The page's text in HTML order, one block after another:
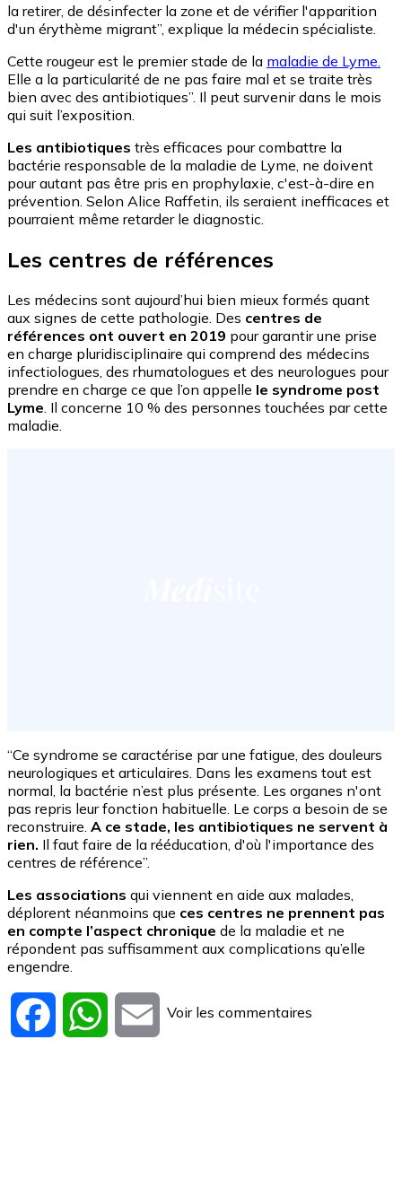
la retirer, de désinfecter la zone et de vérifier l'apparition
d'un érythème migrant”, explique la médecin spécialiste.
Cette rougeur est le premier stade de la maladie de Lyme.
Elle a la particularité de ne pas faire mal et se traite très
bien avec des antibiotiques”. Il peut survenir dans le mois
qui suit l’exposition.
Les antibiotiques très efficaces pour combattre la
bactérie responsable de la maladie de Lyme, ne doivent
pour autant pas être pris en prophylaxie, c'est-à-dire en
prévention. Selon Alice Raffetin, ils seraient inefficaces et
pourraient même retarder le diagnostic.
Les centres de références
Les médecins sont aujourd’hui bien mieux formés quant
aux signes de cette pathologie. Des centres de
références ont ouvert en 2019 pour garantir une prise
en charge pluridisciplinaire qui comprend des médecins
infectiologues, des rhumatologues et des neurologues pour
prendre en charge ce que l’on appelle le syndrome post
Lyme . Il concerne 10 % des personnes touchées par cette
maladie.
“Ce syndrome se caractérise par une fatigue, des douleurs
neurologiques et articulaires. Dans les examens tout est
normal, la bactérie n’est plus présente. Les organes n'ont
pas repris leur fonction habituelle. Le corps a besoin de se
reconstruire. A ce stade, les antibiotiques ne servent à
rien. Il faut faire de la rééducation, d'où l'importance des
centres de référence”.
Les associations qui viennent en aide aux malades,
déplorent néanmoins que ces centres ne prennent pas
en compte l’aspect chronique de la maladie et ne
répondent pas suffisamment aux complications qu’elle
engendre.
Facebook WhatsApp
Email
Voir les commentaires